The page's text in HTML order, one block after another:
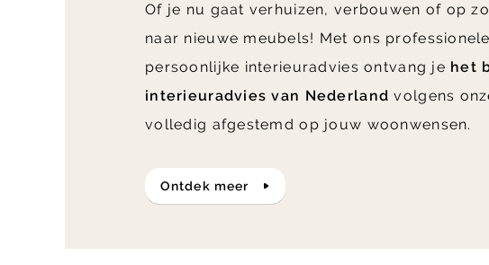
Of je nu gaat verhuizen, verbouwen of op
naar nieuwe meubels! Met ons
persoonlijke interieuradvies ontvang je het
interieuradvies van Nederland volgens
volledig afgestemd op jouw woonwensen.
ontdek meer